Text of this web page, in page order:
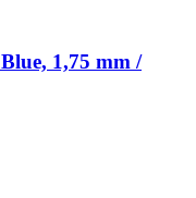
1,75 mm /